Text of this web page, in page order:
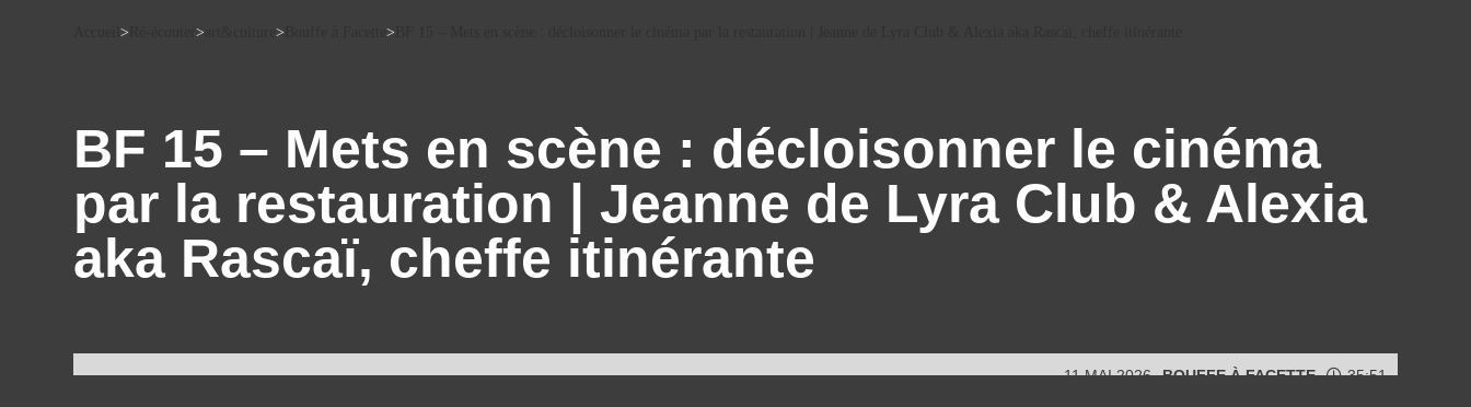
> > > >
BF 15 – Mets en scène : décloisonner le cinéma
par la restauration | Jeanne de Lyra Club & Alexia
aka Rascaï, cheffe itinérante
11 MAI 2026 BOUFFE À FACETTE 35:51